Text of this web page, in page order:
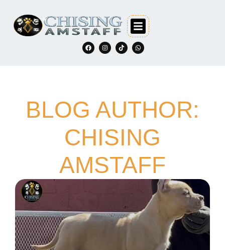
BLOG AUTHOR:
CHISING
AMSTAFF